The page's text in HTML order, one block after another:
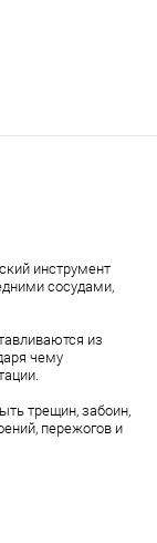
инструмент
сосудами,
из
чему
трещин, забоин,
пережогов и